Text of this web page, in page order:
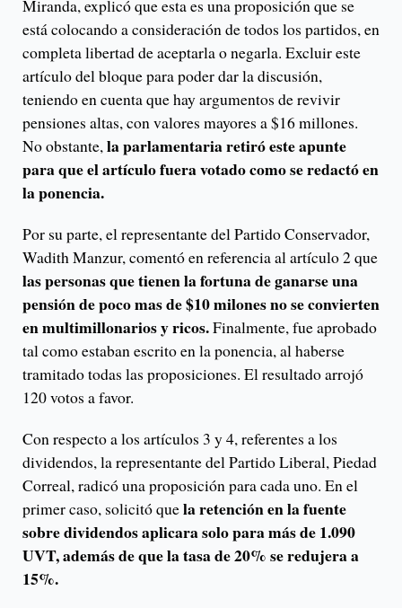
Miranda, explicó que esta es una proposición que se
está colocando a consideración de todos los partidos, en
completa libertad de aceptarla o negarla. Excluir este
artículo del bloque para poder dar la discusión,
teniendo en cuenta que hay argumentos de revivir
pensiones altas, con valores mayores a $16 millones.
No obstante,la parlamentaria retiró este apunte
para que el artículo fuera votado como se redactó en
la ponencia.
Por su parte, el representante del Partido Conservador,
Wadith Manzur, comentó en referencia al artículo 2 que
las personas que tienen la fortuna de ganarse una
pensión de poco mas de $10 milones no se convierten
en multimillonarios y ricos.Finalmente, fue aprobado
tal como estaban escrito en la ponencia, al haberse
tramitado todas las proposiciones. El resultado arrojó
120 votos a favor.
Con respecto a los artículos 3 y 4, referentes a los
dividendos, la representante del Partido Liberal, Piedad
Correal, radicó una proposición para cada uno. En el
primer caso, solicitó quela retención en la fuente
sobre dividendos aplicara solo para más de 1.090
UVT, además de que la tasa de 20% se redujera a
15%.